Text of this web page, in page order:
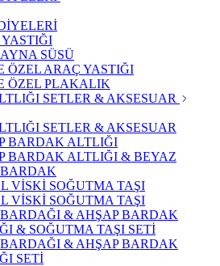
SÜSÜ
ÖZEL ARAÇ YASTIĞI
ÖZEL PLAKALIK
SETLER & AKSESUAR
SETLER & AKSESUAR
BARDAK ALTLIĞI
BARDAK ALTLIĞI & BEYAZ
VİSKİ SOĞUTMA TAŞI
VİSKİ SOĞUTMA TAŞI
& AHŞAP BARDAK
& SOĞUTMA TAŞI SETİ
& AHŞAP BARDAK
SETİ